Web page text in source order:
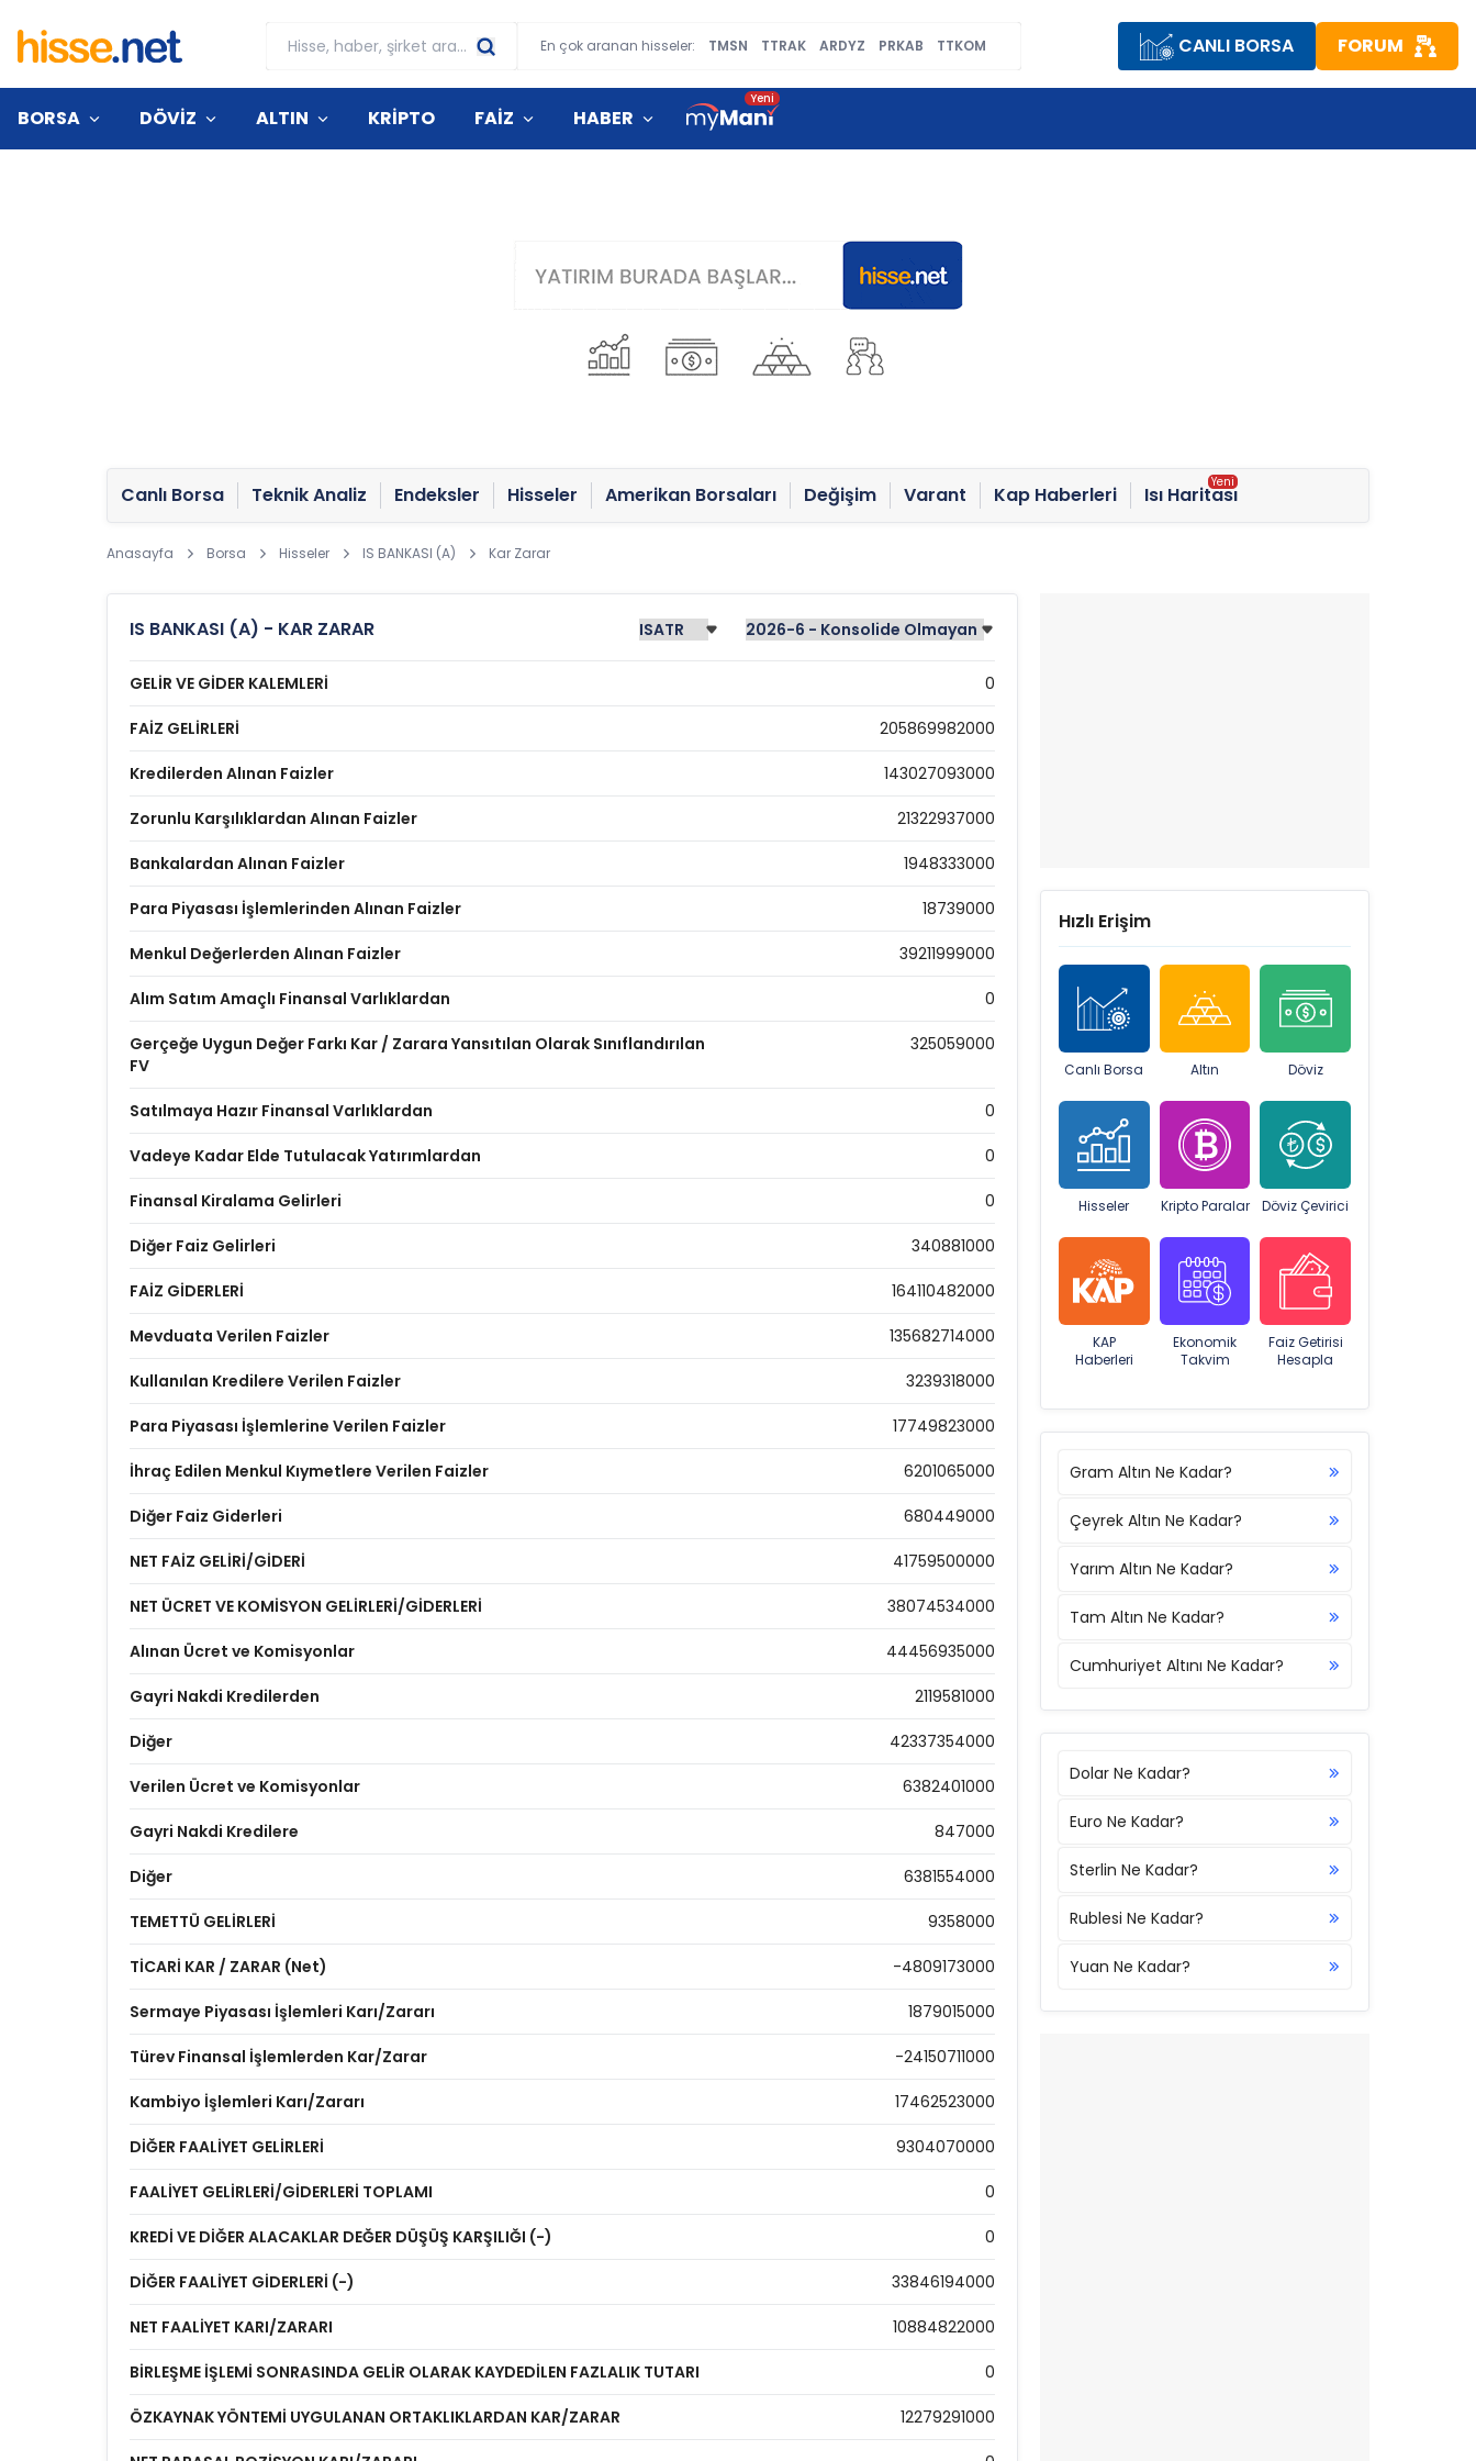
En çok aranan hisseler: TMSN TTRAK ARDYZ PRKAB TTKOM CANLI BORSA FORUM
BORSA DÖVİZ ALTIN KRİPTO FAİZ HABER
Canlı Borsa Teknik Analiz Endeksler Hisseler Amerikan Borsaları Değişim Varant Kap Haberleri Isı Haritası
Anasayfa Borsa Hisseler IS BANKASI (A) Kar Zarar
IS BANKASI (A) - KAR ZARAR
GELİR VE GİDER KALEMLERİ 0
FAİZ GELİRLERİ 205869982000
Kredilerden Alınan Faizler 143027093000
Zorunlu Karşılıklardan Alınan Faizler 21322937000
Bankalardan Alınan Faizler 1948333000
Para Piyasası İşlemlerinden Alınan Faizler 18739000
Menkul Değerlerden Alınan Faizler 39211999000
Alım Satım Amaçlı Finansal Varlıklardan 0
Gerçeğe Uygun Değer Farkı Kar / Zarara Yansıtılan Olarak Sınıflandırılan
FV
325059000
Satılmaya Hazır Finansal Varlıklardan 0
Vadeye Kadar Elde Tutulacak Yatırımlardan 0
Finansal Kiralama Gelirleri 0
Diğer Faiz Gelirleri 340881000
FAİZ GİDERLERİ 164110482000
Mevduata Verilen Faizler 135682714000
Kullanılan Kredilere Verilen Faizler 3239318000
Para Piyasası İşlemlerine Verilen Faizler 17749823000
İhraç Edilen Menkul Kıymetlere Verilen Faizler 6201065000
Diğer Faiz Giderleri 680449000
NET FAİZ GELİRİ/GİDERİ 41759500000
NET ÜCRET VE KOMİSYON GELİRLERİ/GİDERLERİ 38074534000
Alınan Ücret ve Komisyonlar 44456935000
Gayri Nakdi Kredilerden 2119581000
Diğer 42337354000
Verilen Ücret ve Komisyonlar 6382401000
Gayri Nakdi Kredilere 847000
Diğer 6381554000
TEMETTÜ GELİRLERİ 9358000
TİCARİ KAR / ZARAR (Net) -4809173000
Sermaye Piyasası İşlemleri Karı/Zararı 1879015000
Türev Finansal İşlemlerden Kar/Zarar -24150711000
Kambiyo İşlemleri Karı/Zararı 17462523000
DİĞER FAALİYET GELİRLERİ 9304070000
FAALİYET GELİRLERİ/GİDERLERİ TOPLAMI 0
KREDİ VE DİĞER ALACAKLAR DEĞER DÜŞÜŞ KARŞILIĞI (-) 0
DİĞER FAALİYET GİDERLERİ (-) 33846194000
NET FAALİYET KARI/ZARARI 10884822000
BİRLEŞME İŞLEMİ SONRASINDA GELİR OLARAK KAYDEDİLEN FAZLALIK TUTARI 0
ÖZKAYNAK YÖNTEMİ UYGULANAN ORTAKLIKLARDAN KAR/ZARAR 12279291000
Hızlı Erişim
Canlı Borsa Altın Döviz
Hisseler Kripto Paralar Döviz Çevirici
KAP
Haberleri
Ekonomik
Takvim
Faiz Getirisi
Hesapla
Gram Altın Ne Kadar?
Çeyrek Altın Ne Kadar?
Yarım Altın Ne Kadar?
Tam Altın Ne Kadar?
Cumhuriyet Altını Ne Kadar?
Dolar Ne Kadar?
Euro Ne Kadar?
Sterlin Ne Kadar?
Rublesi Ne Kadar?
Yuan Ne Kadar?